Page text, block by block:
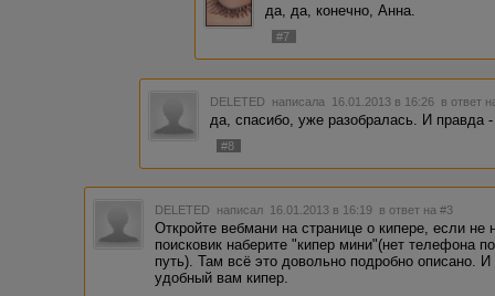
да, да, конечно, Анна.
#7
DELETED написала 16.01.2013 в 16:26 в ответ
да, спасибо, уже разобралась. И правда
#8
DELETED написал 16.01.2013 в 16:19 в ответ на #3
Откройте вебмани на странице о кипере, если не
поисковик наберите "кипер мини"(нет телефона
путь). Там всё это довольно подробно описано.
удобный вам кипер.